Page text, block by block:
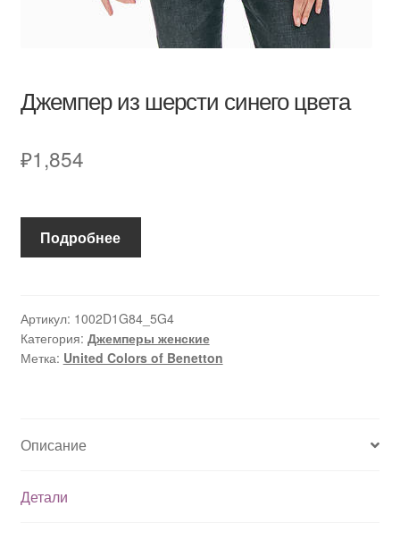
Джемпер из шерсти синего цвета
₽1,854
Подробнее
Артикул: 1002D1G84_5G4
Категория: Джемперы женские
Метка: United Colors of Benetton
Описание
Детали